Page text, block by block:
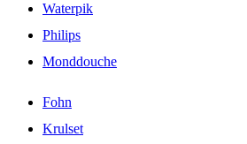
Waterpik
Philips
Monddouche
Fohn
Krulset